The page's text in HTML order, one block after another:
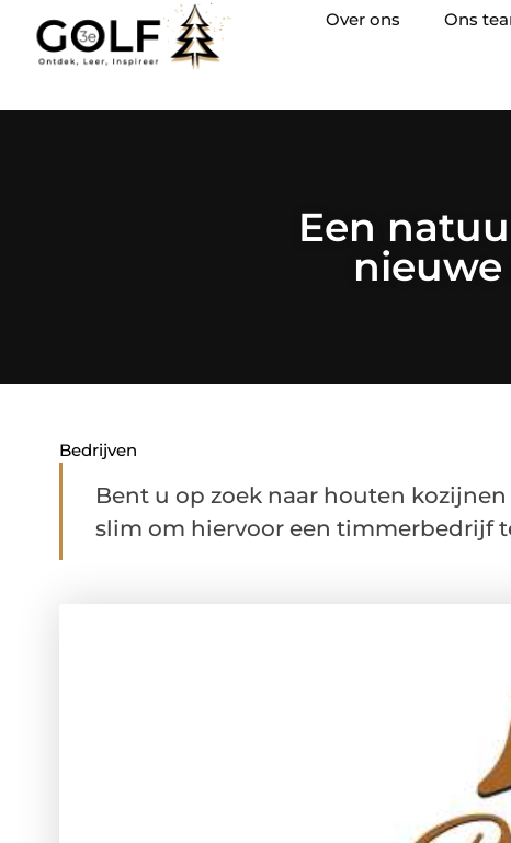
Over ons Ons
Een
Bedrijven
Bent u op zoek naar houten
slim om hiervoor een timmerbedrijf